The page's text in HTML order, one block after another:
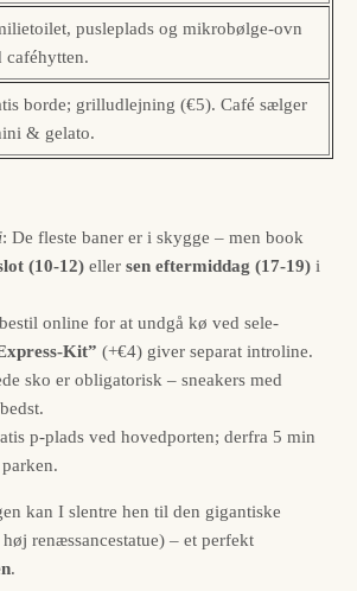
pusle­plads og mikrobølge-ovn
caféhytten.
borde; grilludlejning (€5). Café sælger
& gelato.
: De fleste baner er i skygge – men book
(10-12) eller sen eftermiddag (17-19) i
online for at undgå kø ved sele­
Kit” (+€4) giver separat introline.
sko er obligatorisk – sneakers med
p-plads ved hovedporten; derfra 5 min
kan I slentre hen til den gigantiske
renæssance­statue) – et perfekt
.